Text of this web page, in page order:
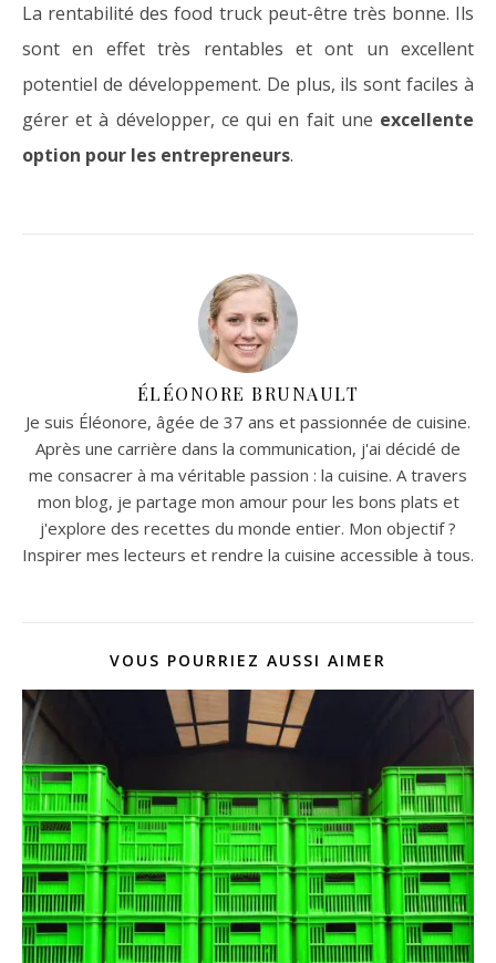
La rentabilité des food truck peut-être très bonne. Ils
sont en effet très rentables et ont un excellent
potentiel de développement. De plus, ils sont faciles à
gérer et à développer, ce qui en fait une excellente
option pour les entrepreneurs.
ÉLÉONORE BRUNAULT
Je suis Éléonore, âgée de 37 ans et passionnée de cuisine.
Après une carrière dans la communication, j'ai décidé de
me consacrer à ma véritable passion : la cuisine. A travers
mon blog, je partage mon amour pour les bons plats et
j'explore des recettes du monde entier. Mon objectif ?
Inspirer mes lecteurs et rendre la cuisine accessible à tous.
VOUS POURRIEZ AUSSI AIMER